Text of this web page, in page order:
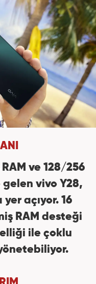
ve 128/256
gelen vivo Y28,
açıyor. 16
RAM desteği
ile çoklu